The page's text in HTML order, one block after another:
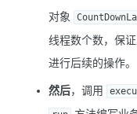
对象
线程数个数，保
进行后续的操作。
然后，调用